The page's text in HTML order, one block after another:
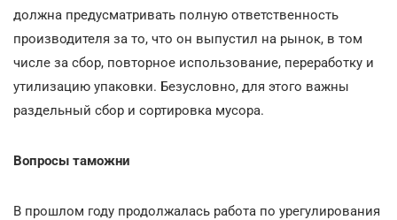
должна предусматривать полную ответственность
производителя за то, что он выпустил на рынок, в том
числе за сбор, повторное использование, переработку и
утилизацию упаковки. Безусловно, для этого важны
раздельный сбор и сортировка мусора.
Вопросы таможни
В прошлом году продолжалась работа по урегулирования